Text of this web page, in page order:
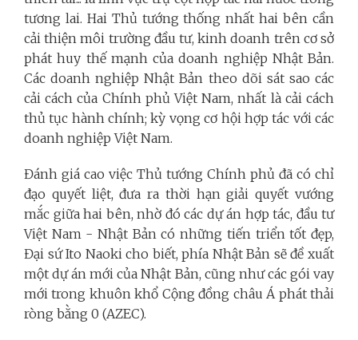
tương lai. Hai Thủ tướng thống nhất hai bên cần
cải thiện môi trường đầu tư, kinh doanh trên cơ sở
phát huy thế mạnh của doanh nghiệp Nhật Bản.
Các doanh nghiệp Nhật Bản theo dõi sát sao các
cải cách của Chính phủ Việt Nam, nhất là cải cách
thủ tục hành chính; kỳ vọng cơ hội hợp tác với các
doanh nghiệp Việt Nam.
Đánh giá cao việc Thủ tướng Chính phủ đã có chỉ
đạo quyết liệt, đưa ra thời hạn giải quyết vướng
mắc giữa hai bên, nhờ đó các dự án hợp tác, đầu tư
Việt Nam - Nhật Bản có những tiến triển tốt đẹp,
Đại sứ Ito Naoki cho biết, phía Nhật Bản sẽ đề xuất
một dự án mới của Nhật Bản, cũng như các gói vay
mới trong khuôn khổ Cộng đồng châu Á phát thải
ròng bằng 0 (AZEC).